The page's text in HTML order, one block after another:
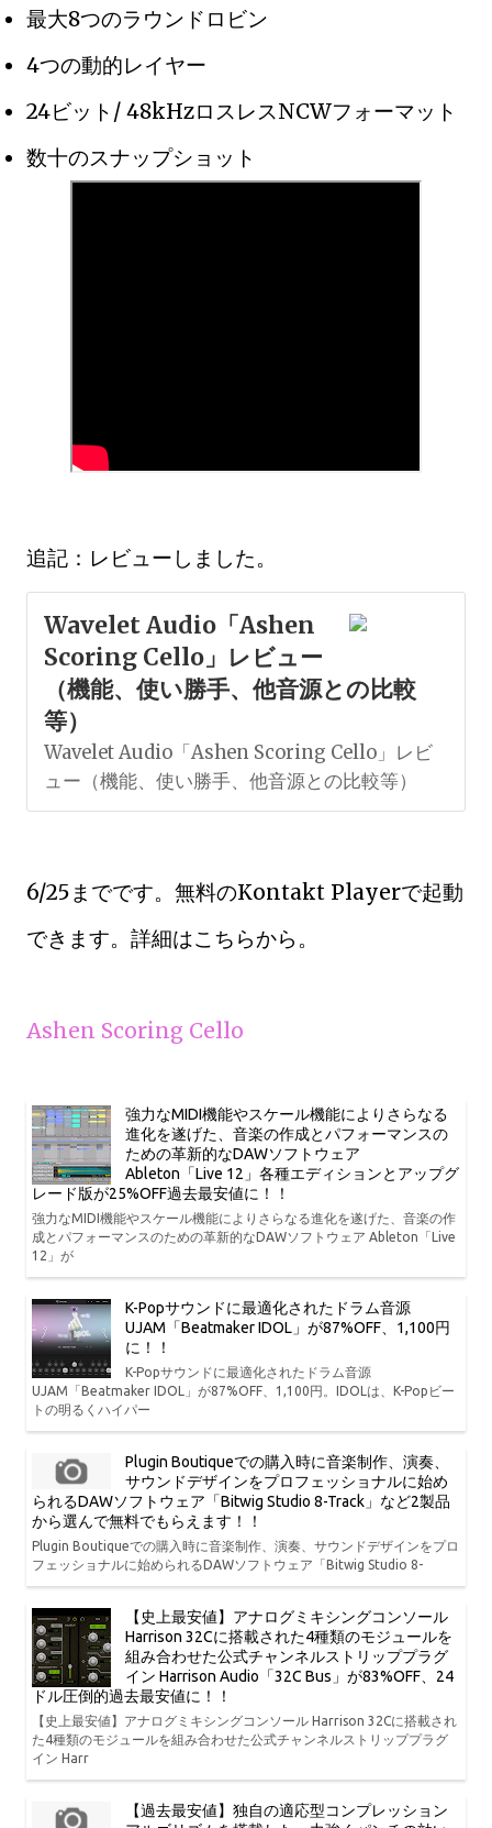
最大8つのラウンドロビン
4つの動的レイヤー
24ビット/ 48kHzロスレスNCWフォーマット
数十のスナップショット
追記：レビューしました。
Wavelet Audio「Ashen
Scoring Cello」レビュー
（機能、使い勝手、他音源との比較
等）
Wavelet Audio「Ashen Scoring Cello」レビ
ュー（機能、使い勝手、他音源との比較等）
6/25までです。無料のKontakt Playerで起動
できます。詳細はこちらから。
Ashen Scoring Cello
強力なMIDI機能やスケール機能によりさらなる
進化を遂げた、音楽の作成とパフォーマンスの
ための革新的なDAWソフトウェア
Ableton「Live 12」各種エディションとアップグ
レード版が25%OFF過去最安値に！！
強力なMIDI機能やスケール機能によりさらなる進化を遂げた、音楽の作
成とパフォーマンスのための革新的なDAWソフトウェア Ableton「Live
12」が
K-Popサウンドに最適化されたドラム音源
UJAM「Beatmaker IDOL」が87%OFF、1,100円
に！！
K-Popサウンドに最適化されたドラム音源
UJAM「Beatmaker IDOL」が87%OFF、1,100円。IDOLは、K-Popビー
トの明るくハイパー
Plugin Boutiqueでの購入時に音楽制作、演奏、
サウンドデザインをプロフェッショナルに始め
られるDAWソフトウェア「Bitwig Studio 8-Track」など2製品
から選んで無料でもらえます！！
Plugin Boutiqueでの購入時に音楽制作、演奏、サウンドデザインをプロ
フェッショナルに始められるDAWソフトウェア「Bitwig Studio 8-
【史上最安値】アナログミキシングコンソール
Harrison 32Cに搭載された4種類のモジュールを
組み合わせた公式チャンネルストリッププラグ
イン Harrison Audio「32C Bus」が83%OFF、24
ドル圧倒的過去最安値に！！
【史上最安値】アナログミキシングコンソール Harrison 32Cに搭載され
た4種類のモジュールを組み合わせた公式チャンネルストリッププラグ
イン Harr
【過去最安値】独自の適応型コンプレッション